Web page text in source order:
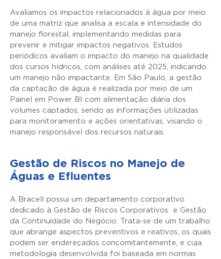
Avaliamos os impactos relacionados à água por meio
de uma matriz que analisa a escala e intensidade do
manejo florestal, implementando medidas para
prevenir e mitigar impactos negativos. Estudos
periódicos avaliam o impacto do manejo na qualidade
dos cursos hídricos, com análises até 2025, indicando
um manejo não impactante. Em São Paulo, a gestão
da captação de água é realizada por meio de um
Painel em Power BI com alimentação diária dos
volumes captados, sendo as informações utilizadas
para monitoramento e ações orientativas, visando o
manejo responsável dos recursos naturais.
Gestão de Riscos no Manejo de
Águas e Efluentes
A Bracell possui um departamento corporativo
dedicado à Gestão de Riscos Corporativos e Gestão
da Continuidade do Negócio. Trata-se de um trabalho
que abrange aspectos preventivos e reativos, os quais
podem ser endereçados concomitantemente, e cuja
metodologia desenvolvida foi baseada em normas